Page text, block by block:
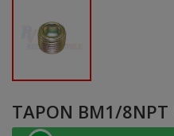
TAPON BM1/8NPT